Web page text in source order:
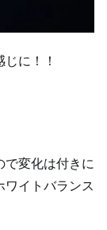
に！！
で変化は付きに
ワイトバランス